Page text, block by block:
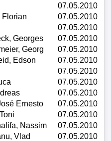
07.05.2010
Florian
07.05.2010
07.05.2010
Georges
07.05.2010
Georg
07.05.2010
Edson
07.05.2010
07.05.2010
07.05.2010
07.05.2010
Ernesto
07.05.2010
07.05.2010
Nassim
07.05.2010
Vlad 07.05.2010